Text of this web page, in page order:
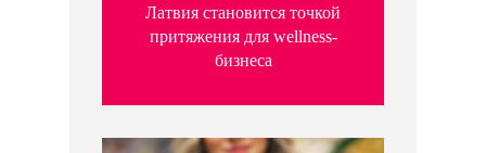
Латвия становится точкой
притяжения для wellness-
бизнеса